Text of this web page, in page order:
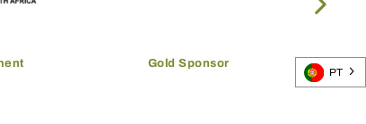
Gold Sponsor
PT